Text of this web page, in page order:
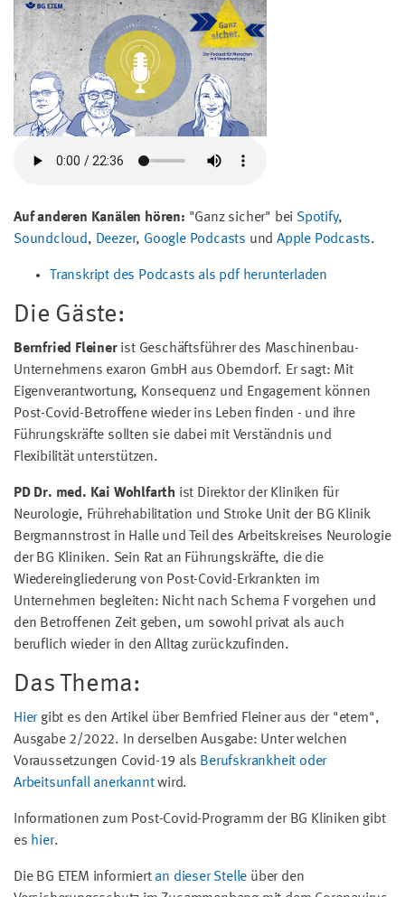
Auf anderen Kanälen hören: "Ganz sicher" bei Spotify,
Soundcloud, Deezer, Google Podcasts undApple Podcasts.
Transkript des Podcasts als pdf herunterladen
Die Gäste:
Bernfried Fleinerist Geschäftsführer des Maschinenbau-
Unternehmens exaron GmbH aus Oberndorf. Er sagt: Mit
Eigenverantwortung, Konsequenz und Engagement können
Post-Covid-Betroffene wieder ins Leben finden - und ihre
Führungskräfte sollten sie dabei mit Verständnis und
Flexibilität unterstützen.
PD Dr. med. Kai Wohlfarth ist Direktor der Kliniken für
Neurologie, Frührehabilitation und Stroke Unit der BG Klinik
Bergmannstrost in Halle und Teil des Arbeitskreises Neurologie
der BG Kliniken. Sein Rat an Führungskräfte, die die
Wiedereingliederung von Post-Covid-Erkrankten im
Unternehmen begleiten: Nicht nach Schema F vorgehen und
den Betroffenen Zeit geben, um sowohl privat als auch
beruflich wieder in den Alltag zurückzufinden.
Das Thema:
Hiergibt es den Artikel über Bernfried Fleiner aus der "etem",
Ausgabe 2/2022. In derselben Ausgabe: Unter welchen
Voraussetzungen Covid-19 als Berufskrankheit oder
Arbeitsunfall anerkanntwird.
Informationen zum Post-Covid-Programm der BG Kliniken gibt
es hier.
Die BG ETEM informiert an dieser Stelle über den